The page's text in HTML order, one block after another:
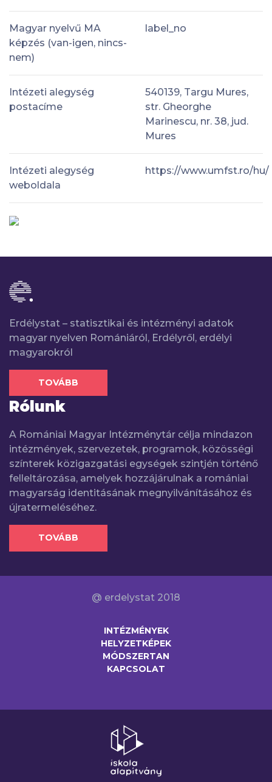
Magyar nyelvű MA
képzés (van-igen, nincs-
nem)
label_no
Intézeti alegység
postacíme
540139, Targu Mures,
str. Gheorghe
Marinescu, nr. 38, jud.
Mures
Intézeti alegység
weboldala
https://www.umfst.ro/hu/
Erdélystat – statisztikai és intézményi adatok
magyar nyelven Romániáról, Erdélyről, erdélyi
magyarokról
TOVÁBB
Rólunk
A Romániai Magyar Intézménytár célja mindazon
intézmények, szervezetek, programok, közösségi
színterek közigazgatási egységek szintjén történő
felleltározása, amelyek hozzájárulnak a romániai
magyarság identitásának megnyilvánításához és
újratermeléséhez.
TOVÁBB
@ erdelystat 2018
INTÉZMÉNYEK
HELYZETKÉPEK
MÓDSZERTAN
KAPCSOLAT